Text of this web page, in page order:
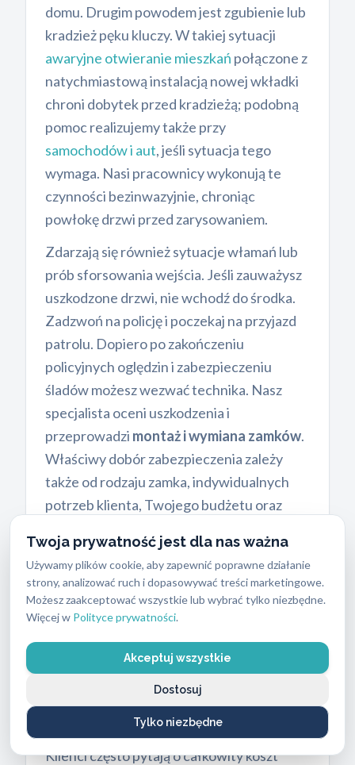
Twoja prywatność jest dla nas ważna
Używamy plików cookie, aby zapewnić poprawne działanie
strony, analizować ruch i dopasowywać treści marketingowe.
Możesz zaakceptować wszystkie lub wybrać tylko niezbędne.
Więcej w Polityce prywatności.
Akceptuj wszystkie
Tylko niezbędne
Dostosuj
domu. Drugim powodem jest zgubienie lub
kradzież pęku kluczy. W takiej sytuacji
awaryjne otwieranie mieszkań połączone z
natychmiastową instalacją nowej wkładki
chroni dobytek przed kradzieżą; podobną
pomoc realizujemy także przy
samochodów i aut, jeśli sytuacja tego
wymaga. Nasi pracownicy wykonują te
czynności bezinwazyjnie, chroniąc
powłokę drzwi przed zarysowaniem.
Zdarzają się również sytuacje włamań lub
prób sforsowania wejścia. Jeśli zauważysz
uszkodzone drzwi, nie wchodź do środka.
Zadzwoń na policję i poczekaj na przyjazd
patrolu. Dopiero po zakończeniu
policyjnych oględzin i zabezpieczeniu
śladów możesz wezwać technika. Nasz
specjalista oceni uszkodzenia i
przeprowadzi montaż i wymiana zamków.
Właściwy dobór zabezpieczenia zależy
także od rodzaju zamka, indywidualnych
potrzeb klienta, Twojego budżetu oraz
Zawsze wozimy ze sobą kilkadziesiąt
modeli wkładek, aby od ręki dopasować
odpowiedni produkt do grubości skrzydła
drzwiowego.
Cennik usług ślusarskichi
koszty zabezpieczeń
Klienci często pytają o całkowity koszt